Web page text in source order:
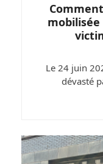
Le 24 juin
dévasté